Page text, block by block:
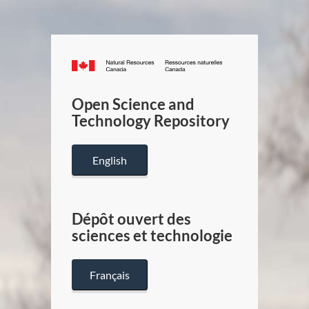
Canada.ca
/
Canada
Open Science and
Technology Repository
English
Dépôt ouvert des
sciences et technologie
Français